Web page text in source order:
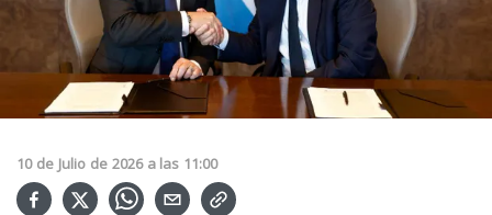
10 de Julio de 2026 a las 11:00